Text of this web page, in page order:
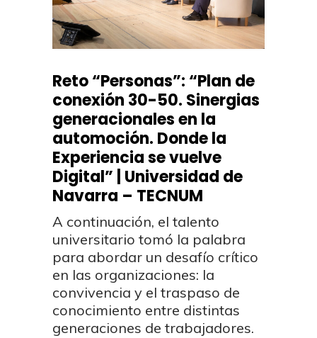
Reto “Personas”: “Plan de
conexión 30-50. Sinergias
generacionales en la
automoción. Donde la
Experiencia se vuelve
Digital” | Universidad de
Navarra – TECNUM
A continuación, el talento
universitario tomó la palabra
para abordar un desafío crítico
en las organizaciones: la
convivencia y el traspaso de
conocimiento entre distintas
generaciones de trabajadores.